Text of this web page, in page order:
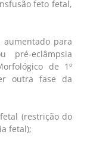
feto fetal,
para
pré-eclâmpsia
de 1º
outra fase da
(restrição do
fetal);